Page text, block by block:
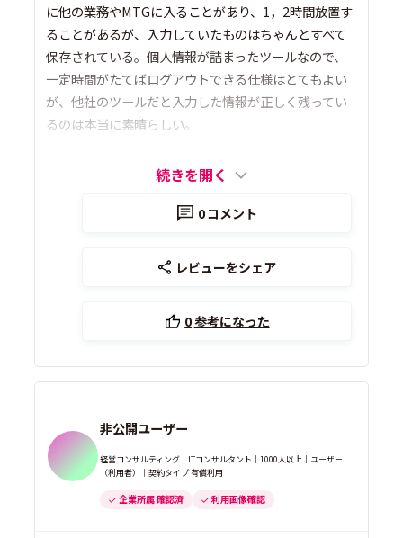
に他の業務やMTGに入ることがあり、1，2時間放置す
ることがあるが、入力していたものはちゃんとすべて
保存されている。個人情報が詰まったツールなので、
一定時間がたてばログアウトできる仕様はとてもよい
が、他社のツールだと入力した情報が正しく残ってい
るのは本当に素晴らしい。
続きを開く
0コメント
レビューをシェア
0参考になった
非公開ユーザー
経営コンサルティング｜ITコンサルタント｜1000人以上｜ユーザー
（利用者）｜契約タイプ 有償利用
企業所属 確認済 利用画像確認